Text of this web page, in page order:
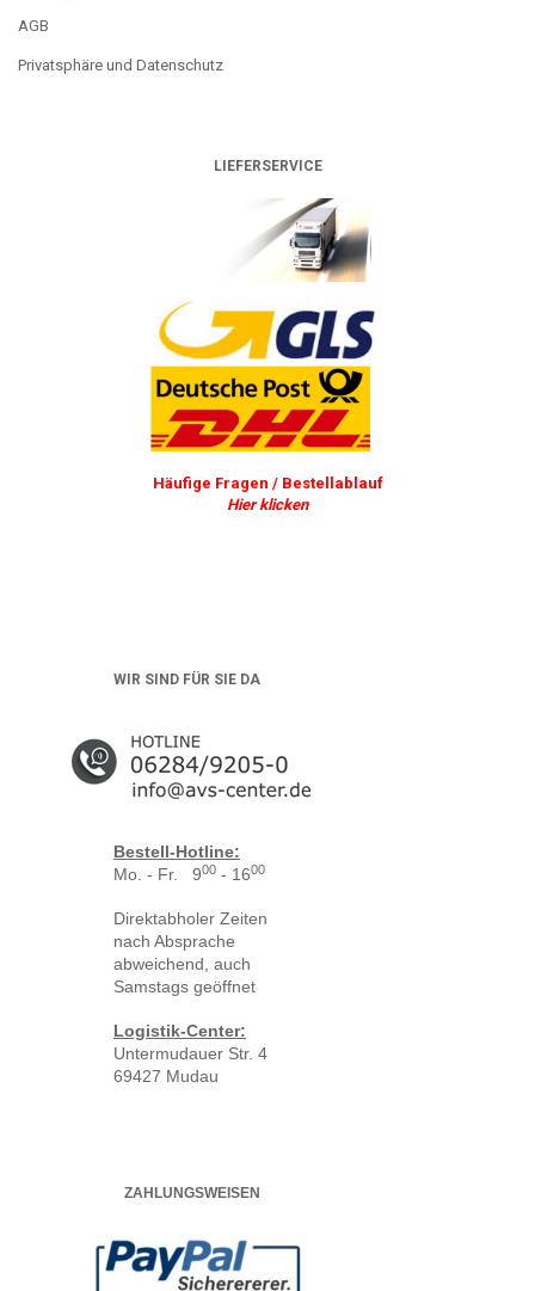
AGB
Privatsphäre und Datenschutz
LIEFERSERVICE
Häufige Fragen / Bestellablauf
Hier klicken
WIR SIND FÜR SIE DA
Bestell-Hotline:
Mo. - Fr. 900 - 1600
Direktabholer Zeiten
nach Absprache
abweichend, auch
Samstags geöffnet
Logistik-Center:
Untermudauer Str. 4
69427 Mudau
ZAHLUNGSWEISEN